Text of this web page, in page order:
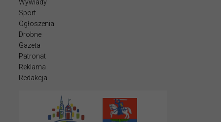
Wywiady
Sport
Ogłoszenia
Drobne
Gazeta
Patronat
Reklama
Redakcja